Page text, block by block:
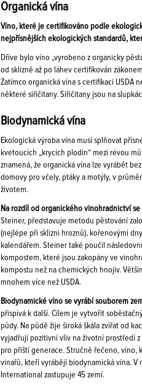
Organická vína
Víno, které je certifikováno podle
nejpřísnějších ekologických standardů,
Dříve bylo víno „vyrobeno z organicky
od sklizně až po láhev certifikován
Zatímco organická vína s certifikací USDA
některé siřičitany. Siřičitany jsou na
Biodynamická vína
Ekologická výroba vína musí splňovat
kvetoucích „krycích plodin“ mezi révou
znamená, že organická vína lze vyrábět
domovy pro včely, ptáky a motýly, v
životem.
Na rozdíl od organického vinohradnictví
Steiner, představuje metodu pěstování
(nejlépe při sklizni hroznů), kořenovými
kalendářem. Steiner také poučil
kompostem, které jsou zakopány ve
kompostu než na chemických hnojiv.
mnohem více než USDA.
Biodynamické víno se vyrábí souborem
přispívá k další. Cílem je vytvořit
půdy. Na půdě žije široká škála zvířat od
vyjadřují pozitivní vliv na životní prostředí
pro příští generace. Stručně řečeno, víno,
vinařů, kteří vyrábějí biodynamická vína. V
International zastupuje 45 zemí.